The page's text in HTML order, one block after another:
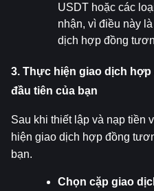
USDT hoặc các
nhận, vì điều này
dịch hợp đồng
3. Thực hiện giao dịch
đầu tiên của bạn
Sau khi thiết lập và nạp tiền
hiện giao dịch hợp đồng
bạn.
Chọn cặp giao